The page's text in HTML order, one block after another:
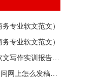
专业软文范文）
专业软文范文）
作实训报告范例）
发稿？用智慧软文